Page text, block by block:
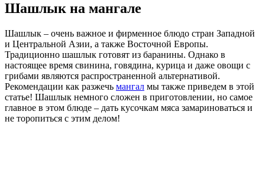
Шашлык на мангале
Шашлык – очень важное и фирменное блюдо стран Западной
и Центральной Азии, а также Восточной Европы.
Традиционно шашлык готовят из баранины. Однако в
настоящее время свинина, говядина, курица и даже овощи с
грибами являются распространенной альтернативой.
Рекомендации как разжечь мангал мы также приведем в этой
статье! Шашлык немного сложен в приготовлении, но самое
главное в этом блюде – дать кусочкам мяса замариноваться и
не торопиться с этим делом!